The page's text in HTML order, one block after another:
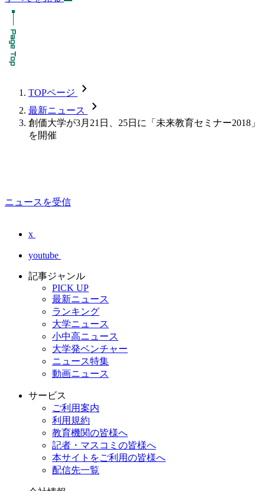
TOPページ chevron_forward
最新ニュース chevron_forward
創価大学が3月21日、25日に「未来教育セミナー2018」
を開催
ニュースを受信
x
youtube
記事ジャンル
PICK UP
最新ニュース
ランキング
大学ニュース
小中高ニュース
大学発ベンチャー
ニュース特集
動画ニュース
サービス
ご利用案内
利用規約
教育機関の皆様へ
記者・マスコミの皆様へ
本サイトをご利用の皆様へ
配信先一覧